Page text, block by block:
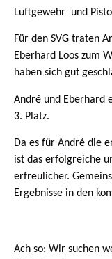
Luftgewehr und
Für den SVG traten
Eberhard Loos zum
haben sich gut
André und Eberhard
3. Platz.
Da es für André die
ist das erfolgreiche
erfreulicher.
Ergebnisse in den
Ach so: Wir suchen